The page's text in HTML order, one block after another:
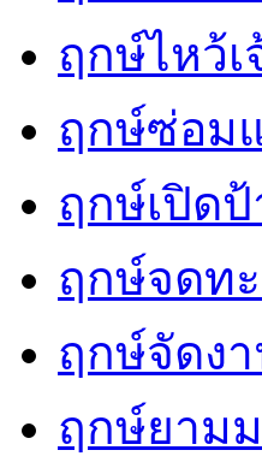
ฤกษ์ไหว้
ฤกษ์ซ่อม
ฤกษ์เปิด
ฤกษ์จดท
ฤกษ์จัดง
ฤกษ์ยาม